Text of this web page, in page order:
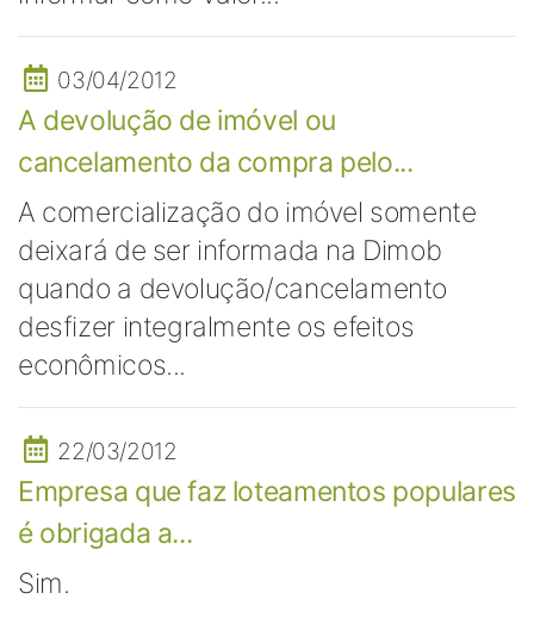
03/04/2012
A devolução de imóvel ou
cancelamento da compra pelo...
A comercialização do imóvel somente
deixará de ser informada na Dimob
quando a devolução/cancelamento
desfizer integralmente os efeitos
econômicos...
22/03/2012
Empresa que faz loteamentos populares
é obrigada a...
Sim.